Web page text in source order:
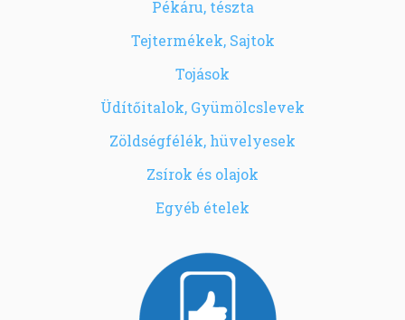
Pékáru, tészta
Tejtermékek, Sajtok
Tojások
Üdítőitalok, Gyümölcslevek
Zöldségfélék, hüvelyesek
Zsírok és olajok
Egyéb ételek